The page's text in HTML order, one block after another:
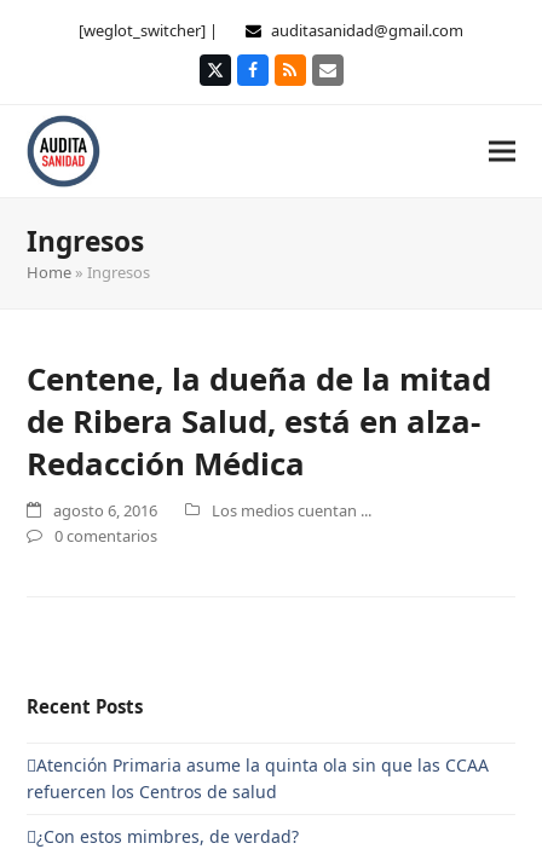
[weglot_switcher] | auditasanidad@gmail.com
TwitterFacebook
RSS Correo
Ingresos
Home »Ingresos
Centene, la dueña de la mitad
de Ribera Salud, está en alza-
Redacción Médica
agosto 6, 2016
Los medios cuentan ...
0 comentarios
Recent Posts
Atención Primaria asume la quinta ola sin que las CCAA
refuercen los Centros de salud
¿Con estos mimbres, de verdad?